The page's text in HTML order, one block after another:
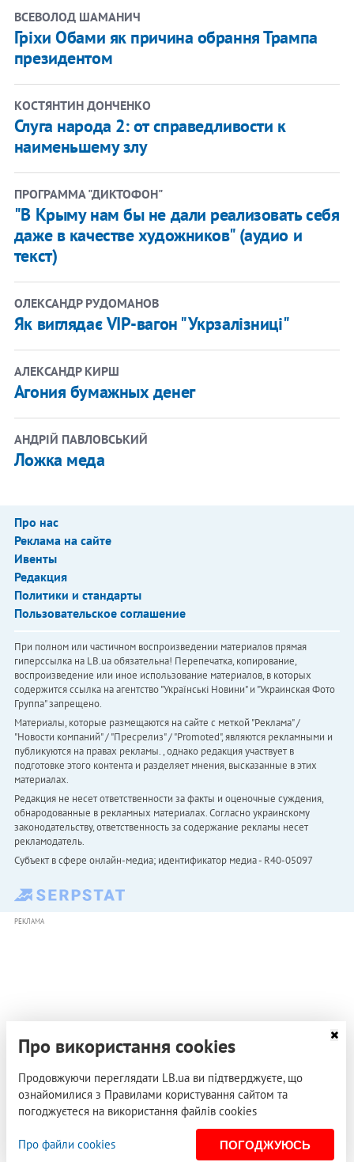
ВСЕВОЛОД ШАМАНИЧ
Гріхи Обами як причина обрання Трампа
президентом
КОСТЯНТИН ДОНЧЕНКО
Слуга народа 2: от справедливости к
наименьшему злу
ПРОГРАММА "ДИКТОФОН"
"В Крыму нам бы не дали реализовать себя
даже в качестве художников" (аудио и
текст)
ОЛЕКСАНДР РУДОМАНОВ
Як виглядає VIP-вагон "Укрзалізниці"
АЛЕКСАНДР КИРШ
Агония бумажных денег
АНДРІЙ ПАВЛОВСЬКИЙ
Ложка меда
Про нас
Реклама на сайте
Ивенты
Редакция
Политики и стандарты
Пользовательское соглашение
При полном или частичном воспроизведении материалов прямая
гиперссылка на LB.ua обязательна! Перепечатка, копирование,
воспроизведение или иное использование материалов, в которых
содержится ссылка на агентство "Українськi Новини" и "Украинская Фото
Группа" запрещено.
Материалы, которые размещаются на сайте с меткой "Реклама" /
"Новости компаний" / "Пресрелиз" / "Promoted", являются рекламными и
публикуются на правах рекламы. , однако редакция участвует в
подготовке этого контента и разделяет мнения, высказанные в этих
материалах.
Редакция не несет ответственности за факты и оценочные суждения,
обнародованные в рекламных материалах. Согласно украинскому
законодательству, ответственность за содержание рекламы несет
рекламодатель.
Субъект в сфере онлайн-медиа; идентификатор медиа - R40-05097
РЕКЛАМА
Про використання cookies
Продовжуючи переглядати LB.ua ви підтверджуєте, що
ознайомилися з Правилами користування сайтом та
погоджуєтеся на використання файлів cookies
Про файли cookies ПОГОДЖУЮСЬ